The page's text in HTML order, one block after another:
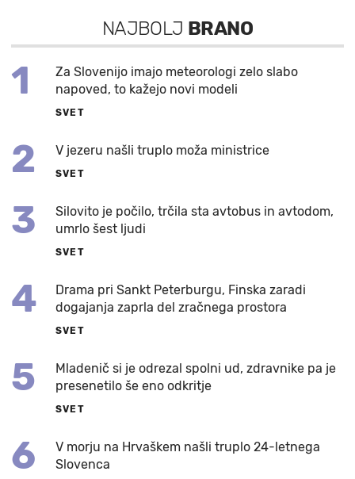
NAJBOLJ BRANO
1
Za Slovenijo imajo meteorologi zelo slabo
napoved, to kažejo novi modeli
SVET
2 V jezeru našli truplo moža ministrice
SVET
3
Silovito je počilo, trčila sta avtobus in avtodom,
umrlo šest ljudi
SVET
4
Drama pri Sankt Peterburgu, Finska zaradi
dogajanja zaprla del zračnega prostora
SVET
5
Mladenič si je odrezal spolni ud, zdravnike pa je
presenetilo še eno odkritje
SVET
6
V morju na Hrvaškem našli truplo 24-letnega
Slovenca